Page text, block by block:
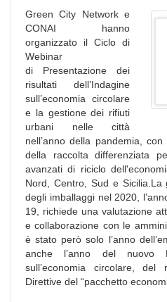
Green City Network e
CONAI hanno
organizzato il Ciclo di
Webinar
di Presentazione dei
risultati dell’Indagine
sull’economia circolare
e la gestione dei rifiuti
urbani nelle città
nell’anno della pandemia,
della raccolta differenziata
avanzati di riciclo
Nord, Centro, Sud e
degli imballaggi nel 2020,
19, richiede una valutazione
e collaborazione con le
è stato però solo l’anno
anche l’anno del nuovo
sull’economia circolare, del
Direttive del “pacchetto